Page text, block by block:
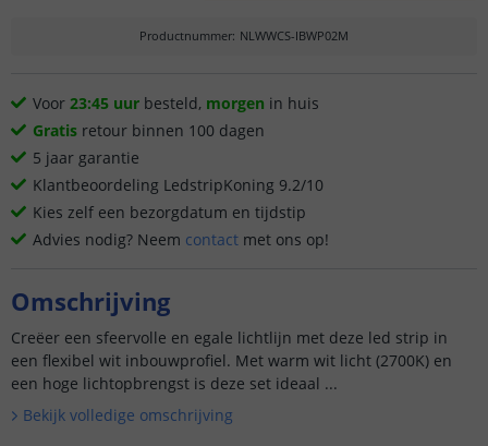
Productnummer: NLWWCS-IBWP02M
Voor 23:45 uur besteld, morgen in huis
Gratis retour binnen 100 dagen
5 jaar garantie
Klantbeoordeling LedstripKoning 9.2/10
Kies zelf een bezorgdatum en tijdstip
Advies nodig? Neem contact met ons op!
Omschrijving
Creëer een sfeervolle en egale lichtlijn met deze led strip in
een flexibel wit inbouwprofiel. Met warm wit licht (2700K) en
een hoge lichtopbrengst is deze set ideaal ...
Bekijk volledige omschrijving